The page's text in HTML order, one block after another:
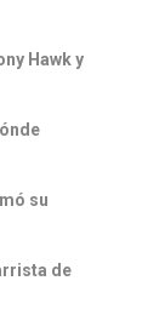
Hawk y
su
de